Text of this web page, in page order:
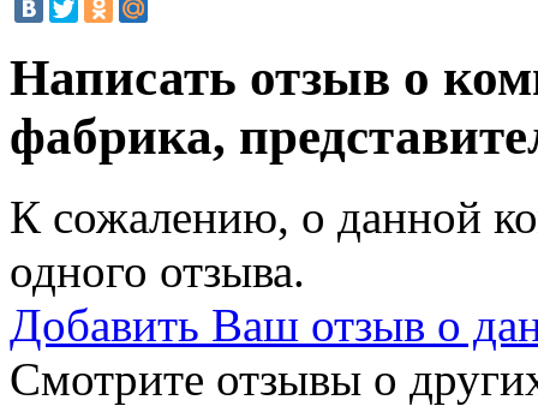
Написать отзыв о
фабрика,
К сожалению, о данной
одного отзыва.
Добавить Ваш отзыв о
Смотрите отзывы о